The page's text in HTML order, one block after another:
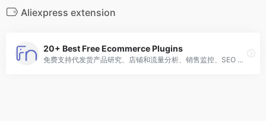
Aliexpress extension
20+ Best Free Ecommerce Plugins
免费支持代发货产品研究、店铺和流量分析、销售监控、SEO 优化、数据导出等。